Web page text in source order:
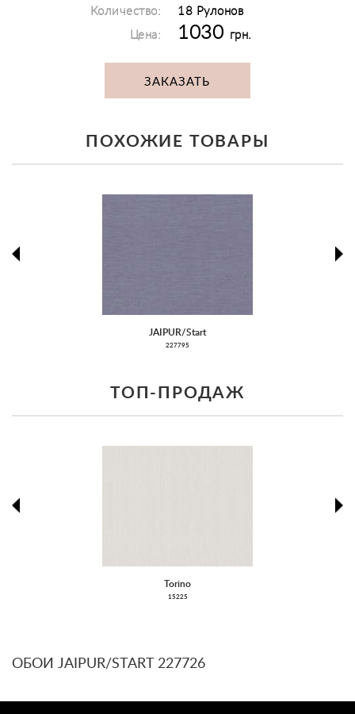
Количество:
18 Рулонов
Цена:
1030 грн.
ЗАКАЗАТЬ
ПОХОЖИЕ ТОВАРЫ
JAIPUR/Start
227795
ТОП-ПРОДАЖ
Torino
15225
ОБОИ JAIPUR/START 227726